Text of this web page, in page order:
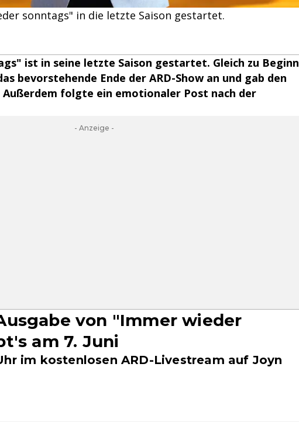
sonntags" in die letzte Saison gestartet.
ist in seine letzte Saison gestartet. Gleich zu Beginn
bevorstehende Ende der ARD-Show an und gab den
Außerdem folgte ein emotionaler Post nach der
- Anzeige -
von "Immer wieder
am 7. Juni
im kostenlosen ARD-Livestream auf Joyn